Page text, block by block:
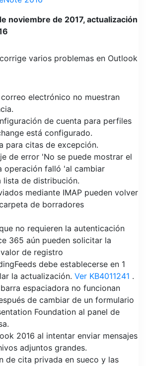
noviembre de 2017, actualización
varios problemas en Outlook
electrónico no muestran
de cuenta para perfiles
está configurado.
para citas de excepción.
de error 'No se puede mostrar el
operación falló 'al cambiar
lista de distribución.
mediante IMAP pueden volver
de borradores
no requieren la autenticación
365 aún pueden solicitar la
de registro
debe establecerse en 1
la actualización. Ver KB4011241 .
espaciadora no funcionan
de cambiar de un formulario
Foundation al panel de
2016 al intentar enviar mensajes
adjuntos grandes.
de cita privada en sueco y las